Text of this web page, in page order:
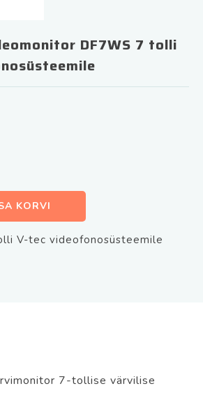
DF7WS 7 tolli
KORVI
V-tec videofonosüsteemile
7-tollise värvilise